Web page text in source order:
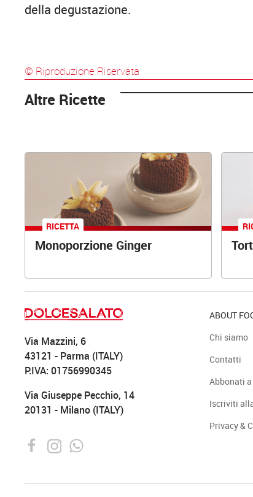
della degustazione.
© Riproduzione Riservata
Altre Ricette
RICETTA
Monoporzione Ginger
Via Mazzini, 6
43121 - Parma (ITALY)
P.IVA: 01756990345
Via Giuseppe Pecchio, 14
20131 - Milano (ITALY)
ABOUT
Chi siamo
Contatti
Abbonati
Iscriviti
Privacy &